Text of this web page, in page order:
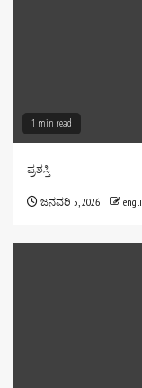
ಸಮಾಜಸೇವೆಯ
1 min read
ಪ್ರಶಸ್ತಿ
ಜನವರಿ 5, 2026